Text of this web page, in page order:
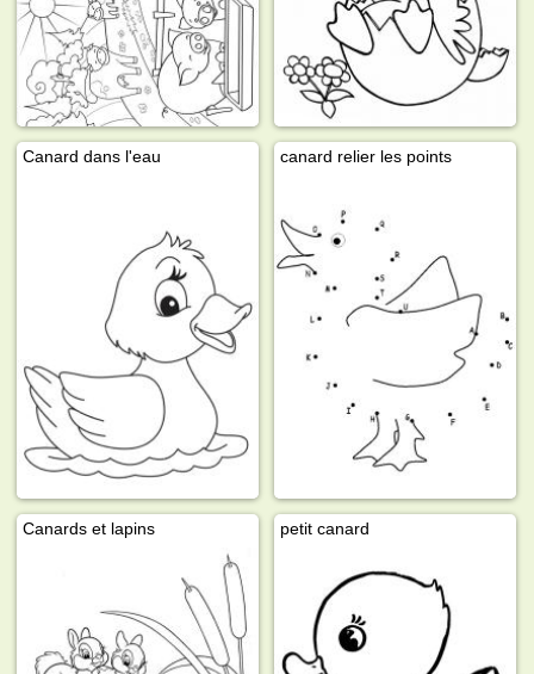
Canard dans l'eau canard relier les points
Canards et lapins petit canard